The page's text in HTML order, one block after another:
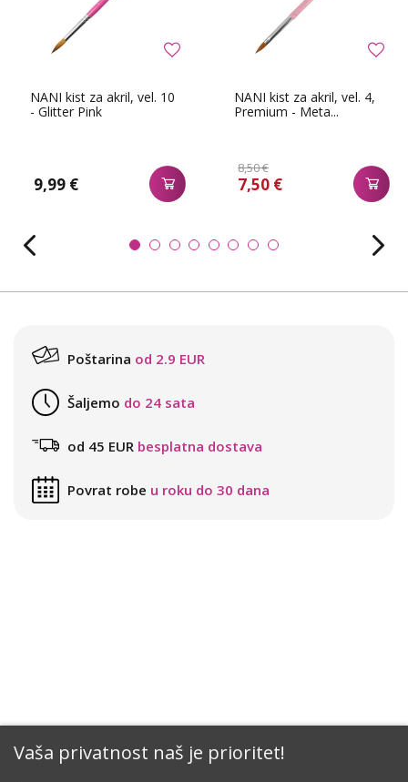
Vaša privatnost naš je prioritet!
NANI kist za akril, vel. 10
- Glitter Pink
9,99 €
NANI kist za akril, vel. 4,
Premium - Meta...
8,50 €
7,50 €
Poštarina od 2.9 EUR
Šaljemo do 24 sata
od 45 EUR besplatna dostava
Povrat robe u roku do 30 dana